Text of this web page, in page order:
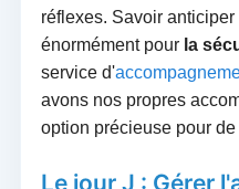
réflexes. Savoir
énormément pour la
service d'
avons nos propres
option précieuse pour
Le jour J : Gérer